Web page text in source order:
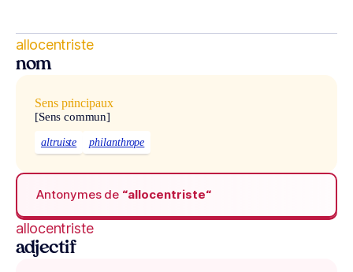
allocentriste
nom
Sens principaux
[Sens commun]
altruiste philanthrope
Antonymes de “allocentriste“
allocentriste
adjectif